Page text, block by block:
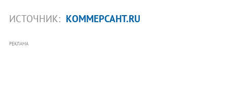
ИСТОЧНИК: КОММЕРСАНТ.RU
РЕКЛАМА